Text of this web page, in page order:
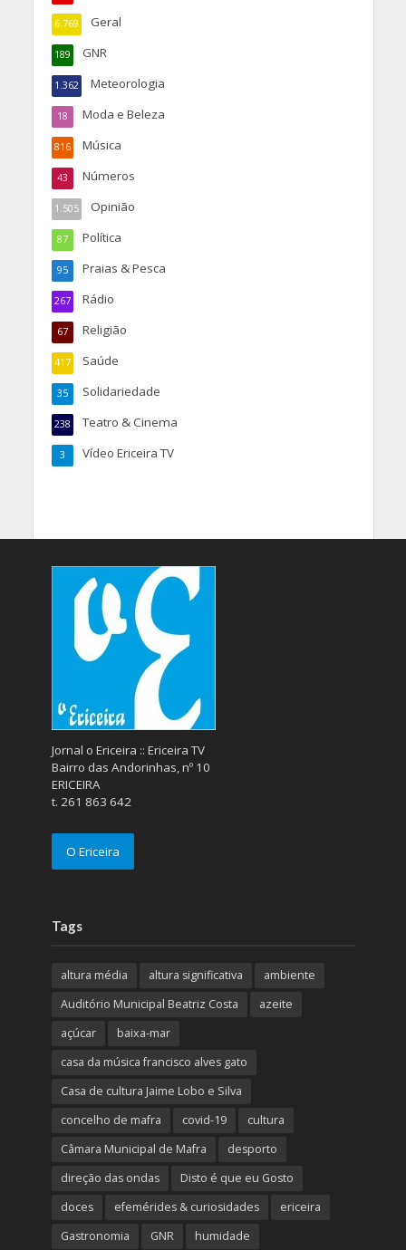
Geral
6.769
GNR
189
Meteorologia
1.362
Moda e Beleza
18
Música
816
Números
43
Opinião
1.505
Política
87
Praias & Pesca
95
Rádio
267
Religião
67
Saúde
417
Solidariedade
35
Teatro & Cinema
238
Vídeo Ericeira TV
3
Jornal o Ericeira :: Ericeira TV
Bairro das Andorinhas, nº 10
ERICEIRA
t. 261 863 642
O Ericeira
Tags
altura média altura significativa
ambiente
Auditório Municipal Beatriz Costa
azeite
açúcar
baixa-mar
casa da música francisco alves gato
Casa de cultura Jaime Lobo e Silva
concelho de mafra
covid-19
cultura
Câmara Municipal de Mafra
desporto
direção das ondas
Disto é que eu Gosto
doces
efemérides & curiosidades
ericeira
Gastronomia
GNR humidade